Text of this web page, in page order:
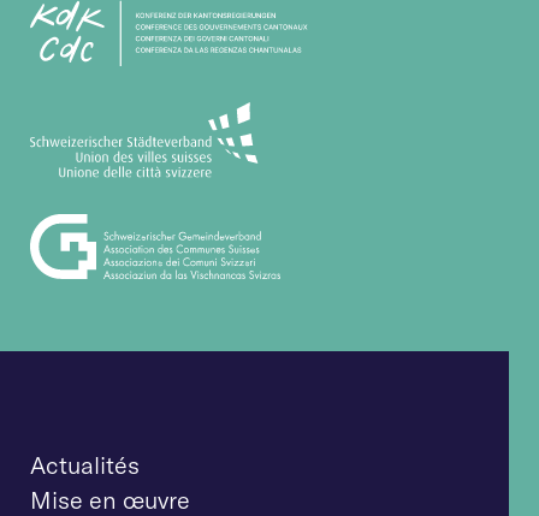
Actualités
Mise en œuvre